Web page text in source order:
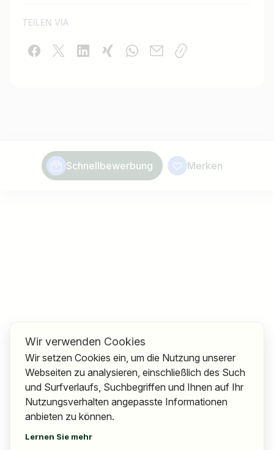
TEILEN VIA
Schnellbewerbung Merken
Wir verwenden Cookies
Wir setzen Cookies ein, um die Nutzung unserer
Webseiten zu analysieren, einschließlich des Such
und Surfverlaufs, Suchbegriffen und Ihnen auf Ihr
Nutzungsverhalten angepasste Informationen
anbieten zu können.
Lernen Sie mehr